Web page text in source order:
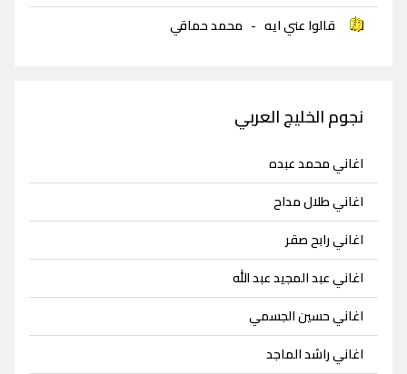
قالوا عني ايه - محمد حماقي
نجوم الخليج العربي
اغاني محمد عبده
اغاني طلال مداح
اغاني رابح صقر
اغاني عبد المجيد عبد الله
اغاني حسين الجسمي
اغاني راشد الماجد